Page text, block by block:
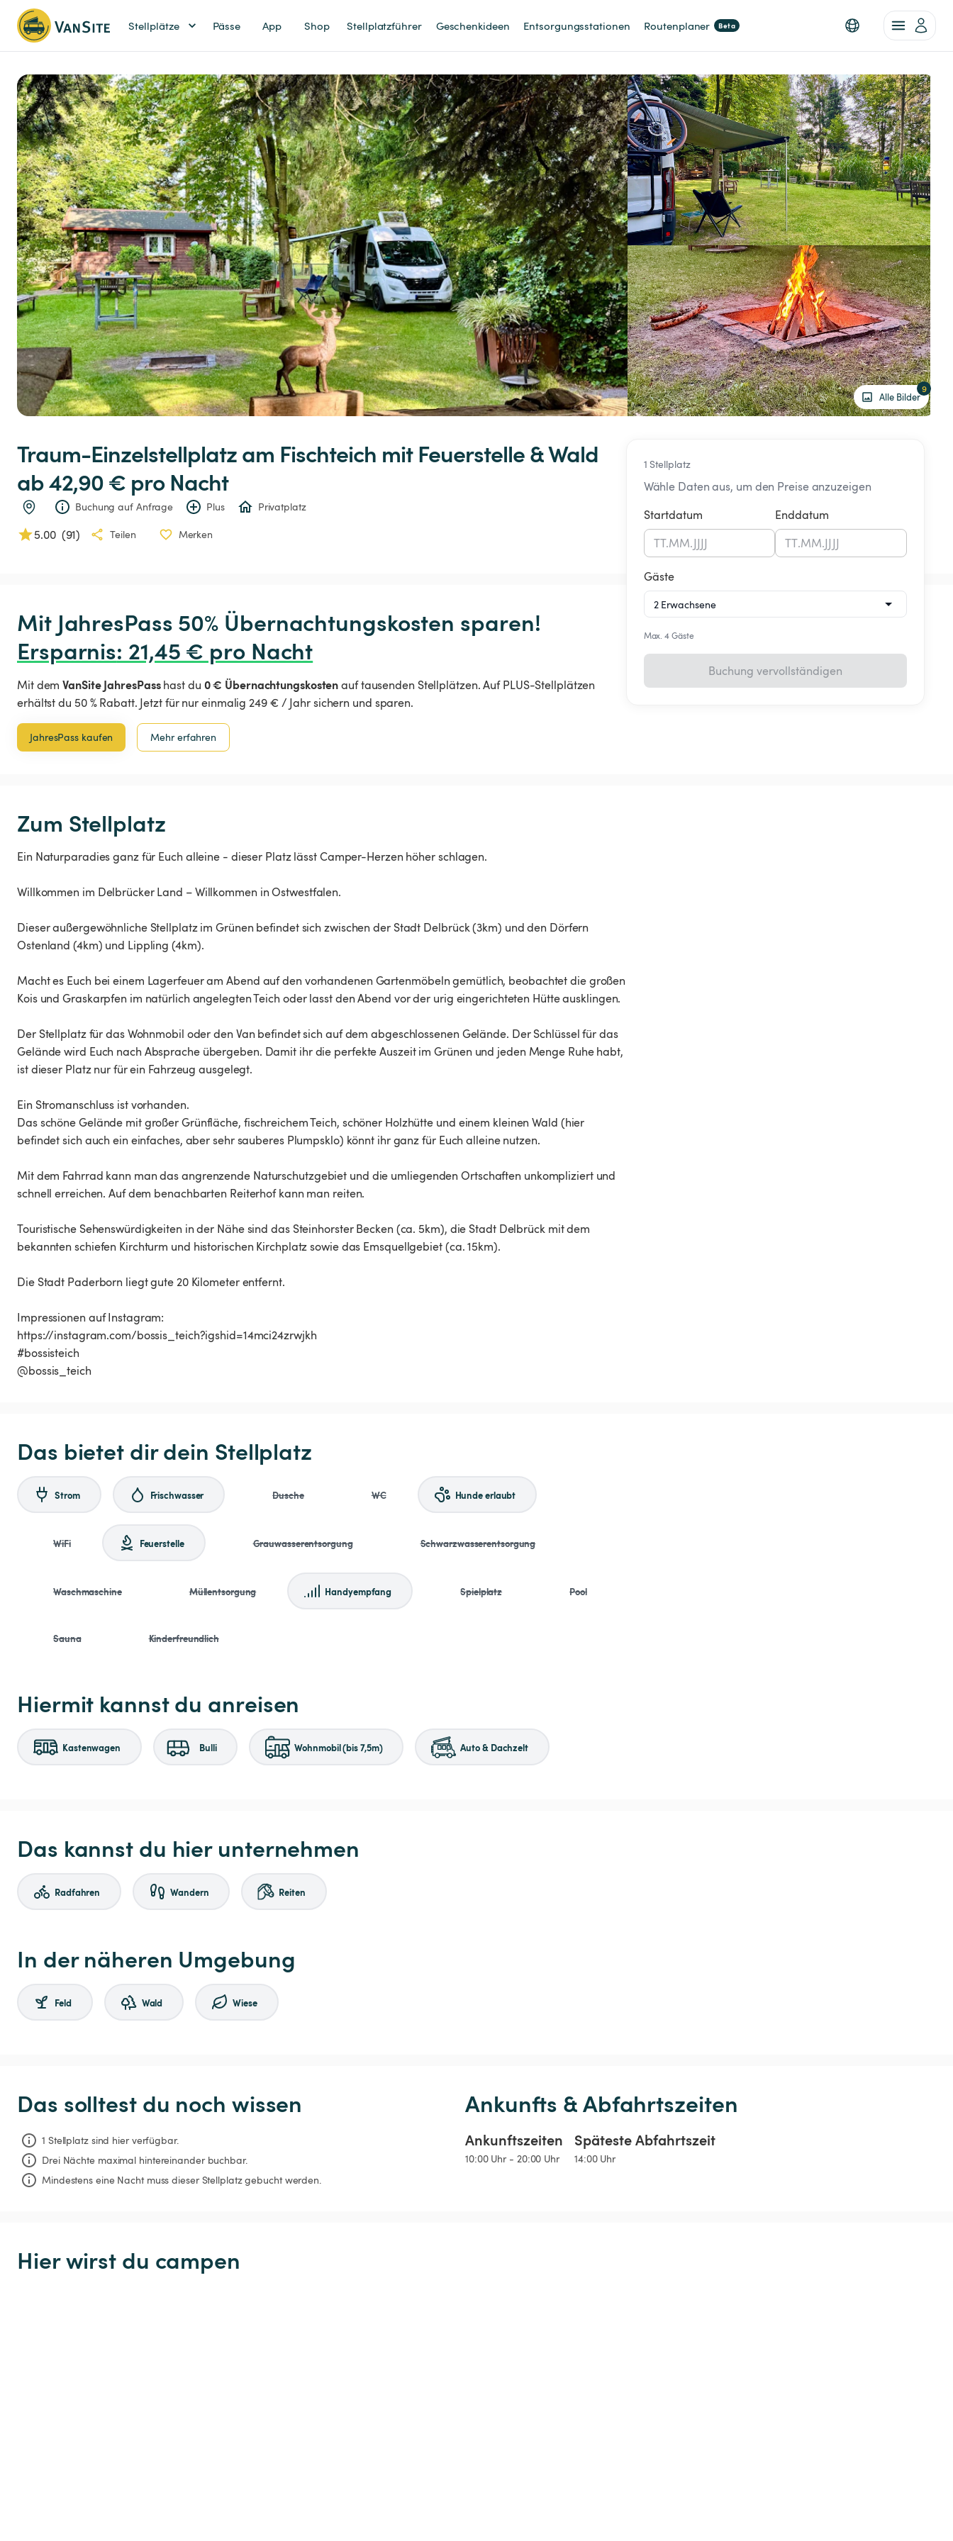
Stellplätze Pässe App Shop Stellplatzführer Geschenkideen Entsorgungsstationen Routenplaner Beta
Alle Bilder
9
Traum-Einzelstellplatzam Fischteich mit Feuerstelle&Wald
ab 42,90 € pro Nacht
Buchung auf Anfrage Plus Privatplatz
5.00 (91) Teilen Merken
1 Stellplatz
Wähle Daten aus, um den Preise anzuzeigen
Startdatum
TT.MM.JJJJ
Enddatum
TT.MM.JJJJ
Gäste
Max. 4 Gäste
Buchung vervollständigen
Ersparnis: 21,45 € pro Nacht
Mit demVanSite JahresPasshast du 0 € Übernachtungskostenauf tausenden Stellplätzen. Auf PLUS-Stellplätzen
erhältst du 50 % Rabatt. Jetzt für nur einmalig 249 € / Jahr sichern und sparen.
JahresPass kaufen Mehr erfahren
Zum Stellplatz
Ein Naturparadies ganz für Euch alleine - dieser Platz lässt Camper-Herzen höher schlagen.
Willkommen im Delbrücker Land – Willkommen in Ostwestfalen.
Dieser außergewöhnliche Stellplatz im Grünen befindet sich zwischen der Stadt Delbrück (3km) und den Dörfern
Ostenland (4km) und Lippling (4km).
Macht es Euch bei einem Lagerfeuer am Abend auf den vorhandenen Gartenmöbeln gemütlich, beobachtet die großen
Kois und Graskarpfen im natürlich angelegten Teich oder lasst den Abend vor der urig eingerichteten Hütte ausklingen.
Der Stellplatz für das Wohnmobil oder den Van befindet sich auf dem abgeschlossenen Gelände. Der Schlüssel für das
Gelände wird Euch nach Absprache übergeben. Damit ihr die perfekte Auszeit im Grünen und jeden Menge Ruhe habt,
ist dieser Platz nur für ein Fahrzeug ausgelegt.
Ein Stromanschluss ist vorhanden.
Das schöne Gelände mit großer Grünfläche, fischreichem Teich, schöner Holzhütte und einem kleinen Wald (hier
befindet sich auch ein einfaches, aber sehr sauberes Plumpsklo) könnt ihr ganz für Euch alleine nutzen.
Mit dem Fahrrad kann man das angrenzende Naturschutzgebiet und die umliegenden Ortschaften unkompliziert und
schnell erreichen. Auf dem benachbarten Reiterhof kann man reiten.
Touristische Sehenswürdigkeiten in der Nähe sind das Steinhorster Becken (ca. 5km), die Stadt Delbrück mit dem
bekannten schiefen Kirchturm und historischen Kirchplatz sowie das Emsquellgebiet (ca. 15km).
Die Stadt Paderborn liegt gute 20 Kilometer entfernt.
Impressionen auf Instagram:
https://instagram.com/bossis_teich?igshid=14mci24zrwjkh
#bossisteich
@bossis_teich
Das bietet dir dein Stellplatz
Strom Frischwasser Dusche WC Hunde erlaubt
WiFi Feuerstelle Grauwasserentsorgung Schwarzwasserentsorgung
Waschmaschine Müllentsorgung Handyempfang Spielplatz Pool
Sauna Kinderfreundlich
Hiermit kannst du anreisen
Kastenwagen Bulli Wohnmobil (bis 7,5m) Auto & Dachzelt
Das kannst du hier unternehmen
Radfahren Wandern Reiten
In der näheren Umgebung
Feld Wald Wiese
Das solltest du noch wissen
1 Stellplatz sind hier verfügbar.
Drei Nächte maximal hintereinander buchbar.
Mindestens eine Nacht muss dieser Stellplatz gebucht werden.
Ankunfts & Abfahrtszeiten
Ankunftszeiten
10:00 Uhr - 20:00 Uhr
Späteste Abfahrtszeit
14:00 Uhr
Hier wirst du campen